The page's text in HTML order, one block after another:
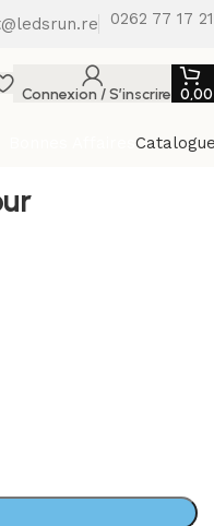
0262 77 17 21
Connexion / S’inscrire